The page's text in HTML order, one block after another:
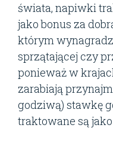
świata, napiwki
jako bonus za
którym
sprzątającej czy
ponieważ w
zarabiają
godziwą) stawkę
traktowane są